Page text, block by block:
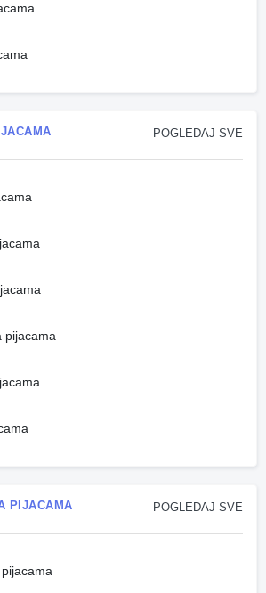
POGLEDAJ SVE
pijacama
POGLEDAJ SVE
PIJACAMA